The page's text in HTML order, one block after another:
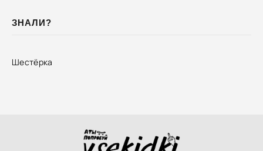
ЗНАЛИ?
Шестёрка